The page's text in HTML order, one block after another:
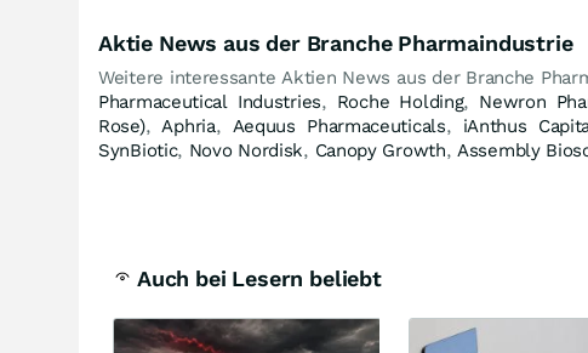
Aktie News aus der Branche Pharmaindustrie
Weitere interessante Aktien News aus der Branche
Pharmaceutical Industries, Roche Holding, Newron
Rose),Aphria, Aequus Pharmaceuticals, iAnthus
SynBiotic, Novo Nordisk, Canopy Growth,Assembly
Auch bei Lesern beliebt